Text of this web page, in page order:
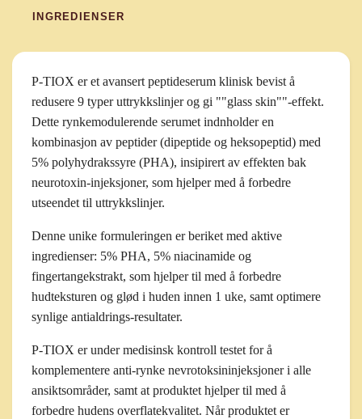
INGREDIENSER
P-TIOX er et avansert peptideserum klinisk bevist å
redusere 9 typer uttrykkslinjer og gi ""glass skin""-effekt.
Dette rynkemodulerende serumet indnholder en
kombinasjon av peptider (dipeptide og heksopeptid) med
5% polyhydrakssyre (PHA), insipirert av effekten bak
neurotoxin-injeksjoner, som hjelper med å forbedre
utseendet til uttrykkslinjer.
Denne unike formuleringen er beriket med aktive
ingredienser: 5% PHA, 5% niacinamide og
fingertangekstrakt, som hjelper til med å forbedre
hudteksturen og glød i huden innen 1 uke, samt optimere
synlige antialdrings-resultater.
P-TIOX er under medisinsk kontroll testet for å
komplementere anti-rynke nevrotoksininjeksjoner i alle
ansiktsområder, samt at produktet hjelper til med å
forbedre hudens overflatekvalitet. Når produktet er